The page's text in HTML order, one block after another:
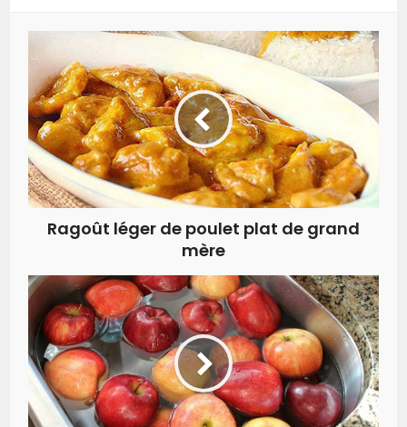
Ragoût léger de poulet plat de grand
mère